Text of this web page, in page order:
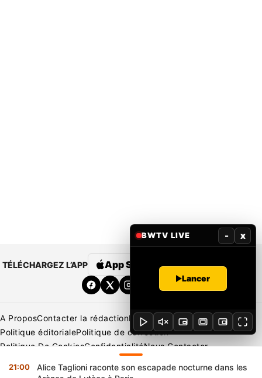
TÉLÉCHARGEZ L’APP App Store Google Play
A ProposContacter la rédactionRédaction Mentions légales
Politique éditorialePolitique de correction
Politique De CookiesConfidentialitéNous Contacter
Copyright © 2026 BENIN WEB TV | Tous Droits Réservés
21:00
Alice Taglioni raconte son escapade nocturne dans les
BWTV LIVE - x
Lancer